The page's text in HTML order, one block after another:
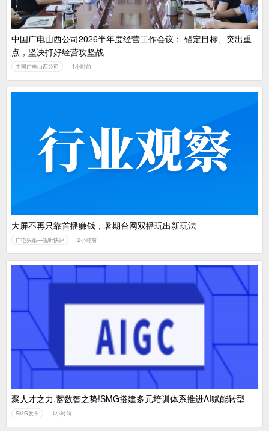
中国广电山西公司2026半年度经营工作会议： 锚定目标、突出重
点，坚决打好经营攻坚战
中国广电山西公司 1小时前
大屏不再只靠首播赚钱，暑期台网双播玩出新玩法
广电头条—视听快评 2小时前
聚人才之力,蓄数智之势!SMG搭建多元培训体系推进AI赋能转型
SMG发布 1小时前